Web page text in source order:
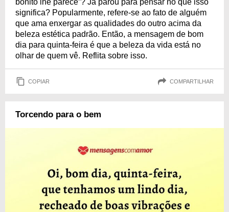
bonito lhe parece”? Já parou para pensar no que isso
significa? Popularmente, refere-se ao fato de alguém
que ama enxergar as qualidades do outro acima da
beleza estética padrão. Então, a mensagem de bom
dia para quinta-feira é que a beleza da vida está no
olhar de quem vê. Reflita sobre isso.
COPIAR COMPARTILHAR
Torcendo para o bem